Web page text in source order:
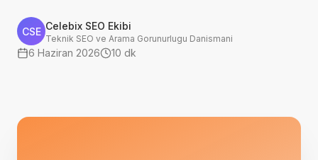
CSE Celebix SEO Ekibi
Teknik SEO ve Arama Gorunurlugu Danismani
6 Haziran 2026 10 dk